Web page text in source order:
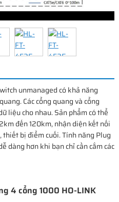
unmanaged có khả năng
Các cổng quang và cổng
liệu cho nhau. Sản phẩm có thể
đến 120km, nhận diện kết nối
bị điểm cuối. Tính năng Plug
dàng hơn khi bạn chỉ cần cắm các
4 cổng 1000 HO-LINK